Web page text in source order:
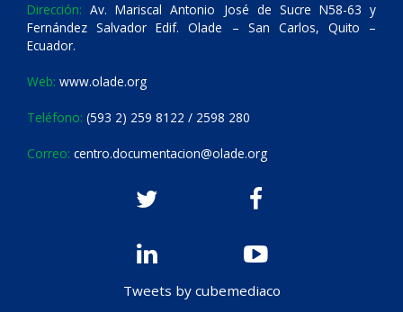
Dirección: Av. Mariscal Antonio José de Sucre N58-63 y
Fernández Salvador Edif. Olade – San Carlos, Quito –
Ecuador.
Web: www.olade.org
Teléfono: (593 2) 259 8122 / 2598 280
Correo: centro.documentacion@olade.org
Tweets by cubemediaco